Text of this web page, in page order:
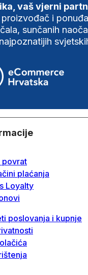
vaš vjerni
i
sunčanih
povrat
plaćanja
Loyalty
poslovanja i kupnje